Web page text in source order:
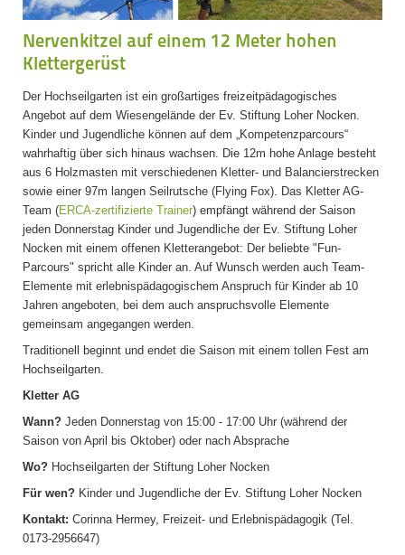
Nervenkitzel auf einem 12 Meter hohen
Klettergerüst
Der Hochseilgarten ist ein großartiges freizeitpädagogisches
Angebot auf dem Wiesengelände der Ev. Stiftung Loher Nocken.
Kinder und Jugendliche können auf dem „Kompetenzparcours“
wahrhaftig über sich hinaus wachsen. Die 12m hohe Anlage besteht
aus 6 Holzmasten mit verschiedenen Kletter- und Balancierstrecken
sowie einer 97m langen Seilrutsche (Flying Fox). Das Kletter AG-
Team (ERCA-zertifizierte Trainer) empfängt während der Saison
jeden Donnerstag Kinder und Jugendliche der Ev. Stiftung Loher
Nocken mit einem offenen Kletterangebot: Der beliebte "Fun-
Parcours" spricht alle Kinder an. Auf Wunsch werden auch Team-
Elemente mit erlebnispädagogischem Anspruch für Kinder ab 10
Jahren angeboten, bei dem auch anspruchsvolle Elemente
gemeinsam angegangen werden.
Traditionell beginnt und endet die Saison mit einem tollen Fest am
Hochseilgarten.
Kletter AG
Wann? Jeden Donnerstag von 15:00 - 17:00 Uhr (während der
Saison von April bis Oktober) oder nach Absprache
Wo? Hochseilgarten der Stiftung Loher Nocken
Für wen? Kinder und Jugendliche der Ev. Stiftung Loher Nocken
Kontakt: Corinna Hermey, Freizeit- und Erlebnispädagogik (Tel.
0173-2956647)